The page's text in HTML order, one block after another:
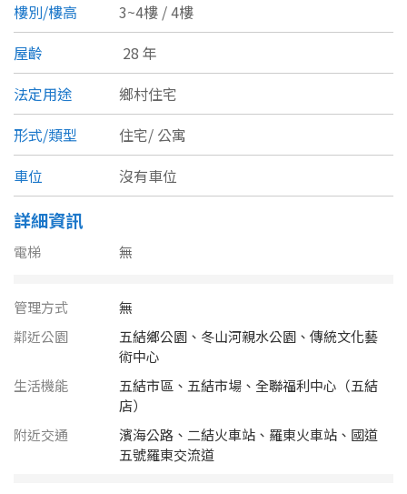
宜蘭縣
桃園市
新竹市
新竹縣
苗栗縣
南投縣
雲林縣
嘉義市
嘉義縣
類型(可複選)
不拘 公寓
別墅 透天厝
辦公
廠辦
不拘
20坪以下
20~30 坪 30~40 坪
40~50 坪 50~60 坪
樓別/樓高
3~4樓 / 4樓
屋齡
28 年
法定用途
鄉村住宅
形式/類型
住宅/ 公寓
車位
沒有車位
詳細資訊
電梯 無
管理方式
無
鄰近公園
五結鄉公園、冬山河親水公園、傳統文化藝
術中心
生活機能
五結市區、五結市場、全聯福利中心（五結
店）
附近交通
濱海公路、二結火車站、羅東火車站、國道
五號羅東交流道